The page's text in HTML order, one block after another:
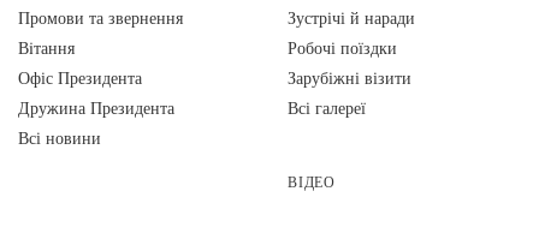
Промови та звернення
Вiтання
Офіс Президента
Дружина Президента
Всі новини
Зустрічі й наради
Робочі поїздки
Зарубіжні візити
Всі галереї
ВІДЕО